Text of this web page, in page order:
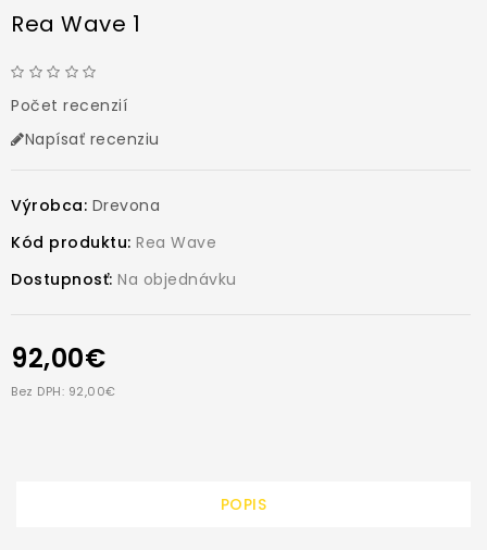
Rea Wave 1
Počet recenzií
Napísať recenziu
Výrobca: Drevona
Kód produktu: Rea Wave
Dostupnosť: Na objednávku
92,00€
Bez DPH: 92,00€
POPIS